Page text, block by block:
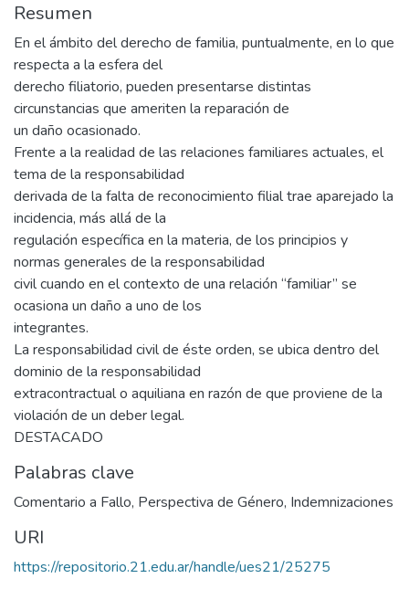
Resumen
En el ámbito del derecho de familia, puntualmente, en lo que
respecta a la esfera del
derecho filiatorio, pueden presentarse distintas
circunstancias que ameriten la reparación de
un daño ocasionado.
Frente a la realidad de las relaciones familiares actuales, el
tema de la responsabilidad
derivada de la falta de reconocimiento filial trae aparejado la
incidencia, más allá de la
regulación específica en la materia, de los principios y
normas generales de la responsabilidad
civil cuando en el contexto de una relación “familiar” se
ocasiona un daño a uno de los
integrantes.
La responsabilidad civil de éste orden, se ubica dentro del
dominio de la responsabilidad
extracontractual o aquiliana en razón de que proviene de la
violación de un deber legal.
DESTACADO
Palabras clave
Comentario a Fallo, Perspectiva de Género, Indemnizaciones
URI
https://repositorio.21.edu.ar/handle/ues21/25275